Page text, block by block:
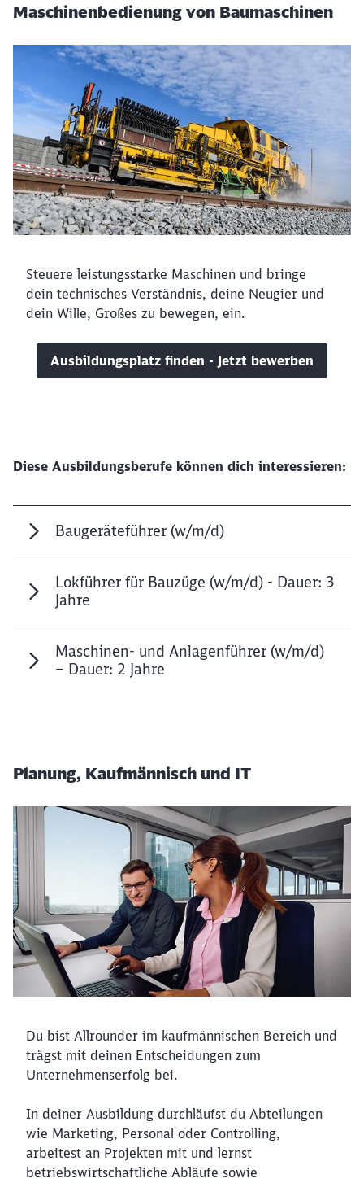
Maschinenbedienung von Baumaschinen
Steuere leistungsstarke Maschinen und bringe
dein technisches Verständnis, deine Neugier und
dein Wille, Großes zu bewegen, ein.
Ausbildungsplatz finden - Jetzt bewerben
Diese Ausbildungsberufe können dich interessieren:
Baugeräteführer (w/m/d)
Lokführer für Bauzüge (w/m/d) - Dauer: 3
Jahre
Maschinen- und Anlagenführer (w/m/d)
– Dauer: 2 Jahre
Planung, Kaufmännisch und IT
Du bist Allrounder im kaufmännischen Bereich und
trägst mit deinen Entscheidungen zum
Unternehmenserfolg bei.
In deiner Ausbildung durchläufst du Abteilungen
wie Marketing, Personal oder Controlling,
arbeitest an Projekten mit und lernst
betriebswirtschaftliche Abläufe sowie